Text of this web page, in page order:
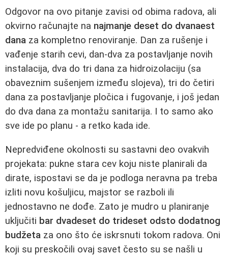
Odgovor na ovo pitanje zavisi od obima radova, ali
okvirno računajte na najmanje deset do dvanaest
dana za kompletno renoviranje. Dan za rušenje i
vađenje starih cevi, dan-dva za postavljanje novih
instalacija, dva do tri dana za hidroizolaciju (sa
obaveznim sušenjem između slojeva), tri do četiri
dana za postavljanje pločica i fugovanje, i još jedan
do dva dana za montažu sanitarija. I to samo ako
sve ide po planu - a retko kada ide.
Nepredviđene okolnosti su sastavni deo ovakvih
projekata: pukne stara cev koju niste planirali da
dirate, ispostavi se da je podloga neravna pa treba
izliti novu košuljicu, majstor se razboli ili
jednostavno ne dođe. Zato je mudro u planiranje
uključiti bar dvadeset do trideset odsto dodatnog
budžeta za ono što će iskrsnuti tokom radova. Oni
koji su preskočili ovaj savet često su se našli u